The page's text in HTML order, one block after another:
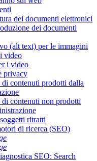
dei documenti elettronici
dei documenti
(alt text) per le immagini
video
i video
privacy
contenuti prodotti dalla
contenuti non prodotti
ritratti
di ricerca (SEO)
SEO: Search